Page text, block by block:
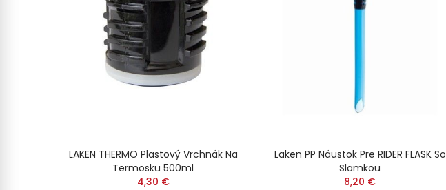
LAKEN THERMO Plastový Vrchnák Na
Termosku 500ml
4,30 €
Laken PP Náustok Pre RIDER FLASK So
Slamkou
8,20 €